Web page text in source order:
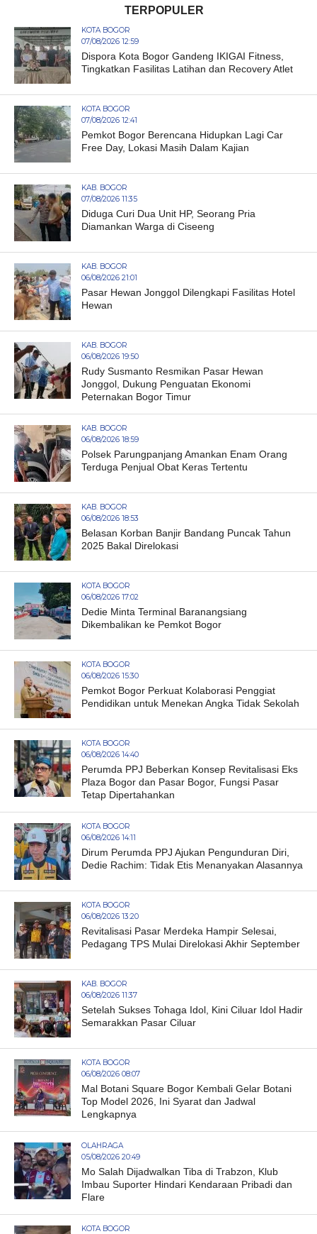
TERPOPULER
KOTA BOGOR
07/08/2026 12:59
Dispora Kota Bogor Gandeng IKIGAI Fitness,
Tingkatkan Fasilitas Latihan dan Recovery Atlet
KOTA BOGOR
07/08/2026 12:41
Pemkot Bogor Berencana Hidupkan Lagi Car
Free Day, Lokasi Masih Dalam Kajian
KAB. BOGOR
07/08/2026 11:35
Diduga Curi Dua Unit HP, Seorang Pria
Diamankan Warga di Ciseeng
KAB. BOGOR
06/08/2026 21:01
Pasar Hewan Jonggol Dilengkapi Fasilitas Hotel
Hewan
KAB. BOGOR
06/08/2026 19:50
Rudy Susmanto Resmikan Pasar Hewan
Jonggol, Dukung Penguatan Ekonomi
Peternakan Bogor Timur
KAB. BOGOR
06/08/2026 18:59
Polsek Parungpanjang Amankan Enam Orang
Terduga Penjual Obat Keras Tertentu
KAB. BOGOR
06/08/2026 18:53
Belasan Korban Banjir Bandang Puncak Tahun
2025 Bakal Direlokasi
KOTA BOGOR
06/08/2026 17:02
Dedie Minta Terminal Baranangsiang
Dikembalikan ke Pemkot Bogor
KOTA BOGOR
06/08/2026 15:30
Pemkot Bogor Perkuat Kolaborasi Penggiat
Pendidikan untuk Menekan Angka Tidak Sekolah
KOTA BOGOR
06/08/2026 14:40
Perumda PPJ Beberkan Konsep Revitalisasi Eks
Plaza Bogor dan Pasar Bogor, Fungsi Pasar
Tetap Dipertahankan
KOTA BOGOR
06/08/2026 14:11
Dirum Perumda PPJ Ajukan Pengunduran Diri,
Dedie Rachim: Tidak Etis Menanyakan Alasannya
KOTA BOGOR
06/08/2026 13:20
Revitalisasi Pasar Merdeka Hampir Selesai,
Pedagang TPS Mulai Direlokasi Akhir September
KAB. BOGOR
06/08/2026 11:37
Setelah Sukses Tohaga Idol, Kini Ciluar Idol Hadir
Semarakkan Pasar Ciluar
KOTA BOGOR
06/08/2026 08:07
Mal Botani Square Bogor Kembali Gelar Botani
Top Model 2026, Ini Syarat dan Jadwal
Lengkapnya
OLAHRAGA
05/08/2026 20:49
Mo Salah Dijadwalkan Tiba di Trabzon, Klub
Imbau Suporter Hindari Kendaraan Pribadi dan
Flare
KOTA BOGOR